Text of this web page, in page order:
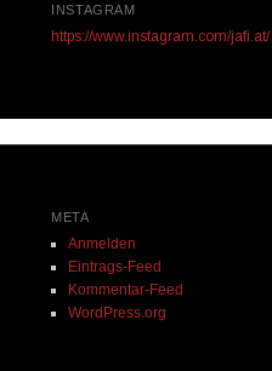
INSTAGRAM
https://www.instagram.com/jafi.at/
META
Anmelden
Eintrags-Feed
Kommentar-Feed
WordPress.org